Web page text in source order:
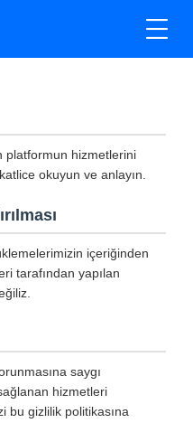
platformun hizmetlerini
okuyun ve anlayın.
içeriğinden
tarafından yapılan
saygı
hizmetleri
bu gizlilik politikasına